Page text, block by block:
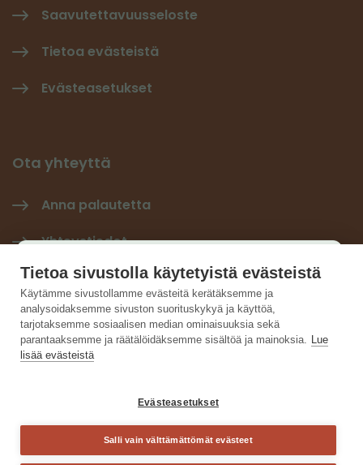
Tietoa sivustolla käytetyistä evästeistä
Käytämme sivustollamme evästeitä kerätäksemme ja
analysoidaksemme sivuston suorituskykyä ja käyttöä,
tarjotaksemme sosiaalisen median ominaisuuksia sekä
parantaaksemme ja räätälöidäksemme sisältöä ja mainoksia. Lue
lisää evästeistä
Evästeasetukset
Salli vain välttämättömät evästeet
Saavutettavuusseloste
Tietoa evästeistä
Evästeasetukset
Ota yhteyttä
Anna palautetta
Yhteystiedot
Tilaa Hiilineutraali-uutiskirje
Hiilineutraalisuomi LinkedInissä
Käyttäjäkysely
Auta kehittämään sivustoa ja vastaa lyhyeen
kyselyyn.